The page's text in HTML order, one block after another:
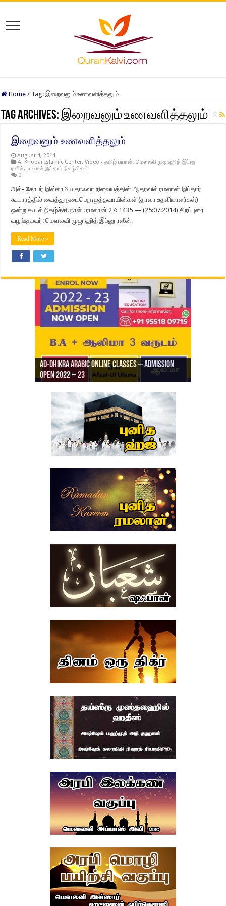
Home / Tag:இறைவனும் உணவளித்தலும்
Tag Archives:இறைவனும் உணவளித்தலும்
இறைவனும் உணவளித்தலும்
August 4, 2014
Al Khobar Islamic Center,Video - தமிழ் பயான்,மௌலவி முஜாஹித் இப்னு
ரஸீன்,ரமலான் இப்தார் நிகழ்சிகள்
0
அல்- கோபர் இஸ்லாமிய தாஃவா நிலையத்தின் ஆதரவில் ரமலான் இப்தார்
கூடாரத்தில் வைத்து நடைபெற முத்தவாயின்கள் (தாவா உதவியாளர்கள்)
ஒன்றுகூடல் நிகழ்ச்சி. நாள் : ரமலான் 27: 1435 — (25:07:2014) சிறப்புரை
வழங்குபவர்: மௌலவி முஜாஹித் இப்னு ரஸீன்.
Read More »
Ad-Dhikra Arabic Online Classes – Admission
Open 2022 – 23
Ad-Dhikra Arabic Online Classes – BA Arabic
AD DHIKRA ARABIC COLLEGE ADMISSION
ரியாத் ஜும்ஆ தமிழாக்கம், Jamia Al Hajiri
Masjid (Kuwait Masjid), Malaz, Riyadh